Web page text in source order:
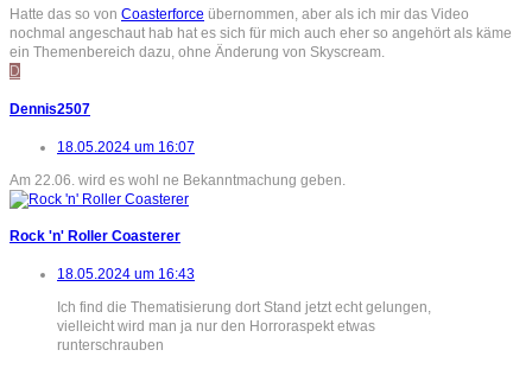
Hatte das so von Coasterforce übernommen, aber als ich mir das Video
nochmal angeschaut hab hat es sich für mich auch eher so angehört als käme
ein Themenbereich dazu, ohne Änderung von Skyscream.
D
Dennis2507
18.05.2024 um 16:07
Am 22.06. wird es wohl ne Bekanntmachung geben.
Rock 'n' Roller Coasterer
18.05.2024 um 16:43
Ich find die Thematisierung dort Stand jetzt echt gelungen,
vielleicht wird man ja nur den Horroraspekt etwas
runterschrauben